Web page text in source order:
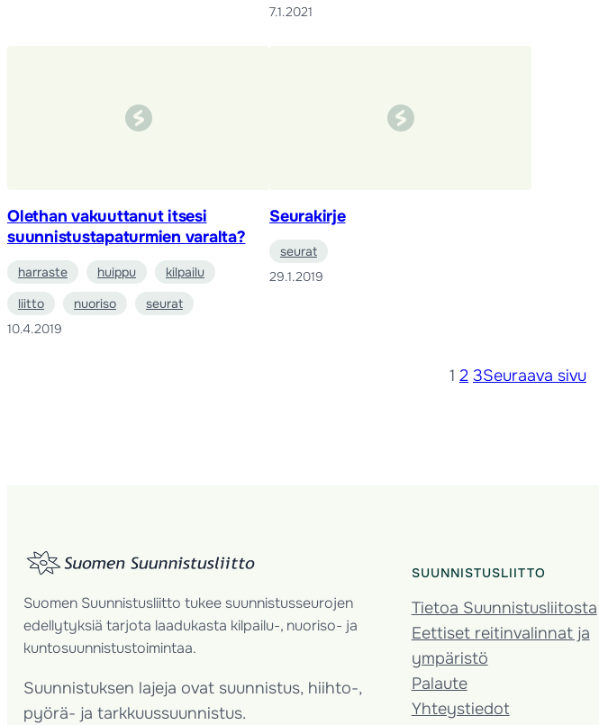
7.1.2021
Olethan vakuuttanut itsesi
suunnistustapaturmien varalta?
harraste huippu
kilpailu
liitto
nuoriso
seurat
10.4.2019
Seurakirje
seurat
29.1.2019
1 2 3Seuraava sivu
Suomen Suunnistusliitto tukee suunnistusseurojen
edellytyksiä tarjota laadukasta kilpailu-, nuoriso- ja
kuntosuunnistustoimintaa.
Suunnistuksen lajeja ovat suunnistus, hiihto-,
pyörä- ja tarkkuussuunnistus.
SUUNNISTUSLIITTO
Tietoa Suunnistusliitosta
Eettiset reitinvalinnat ja
ympäristö
Palaute
Yhteystiedot